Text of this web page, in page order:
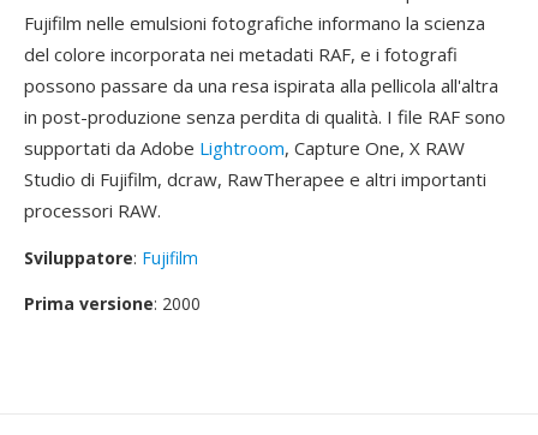
Fujifilm nelle emulsioni fotografiche informano la scienza
del colore incorporata nei metadati RAF, e i fotografi
possono passare da una resa ispirata alla pellicola all'altra
in post-produzione senza perdita di qualità. I file RAF sono
supportati da Adobe Lightroom, Capture One, X RAW
Studio di Fujifilm, dcraw, RawTherapee e altri importanti
processori RAW.
Sviluppatore: Fujifilm
Prima versione: 2000